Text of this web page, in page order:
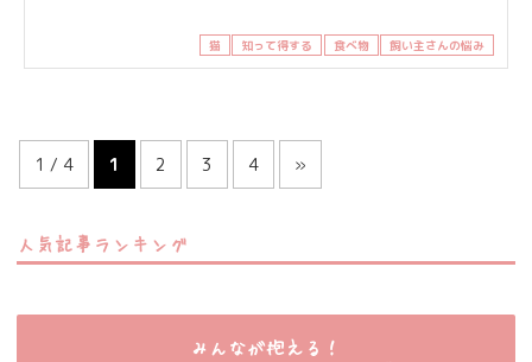
猫 知って得する 食べ物 飼い主さんの悩み
1 / 4 1 2 3 4 »
人気記事ランキング
みんなが抱える！